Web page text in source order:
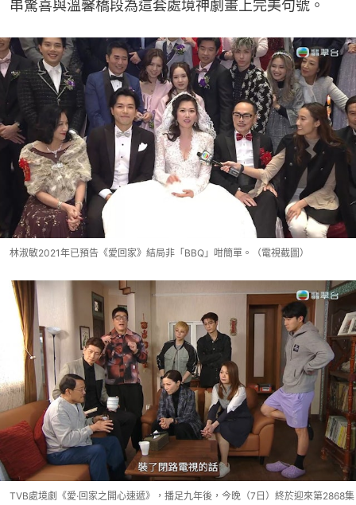
串驚喜與溫馨橋段為這套處境神劇畫上完美句號。
林淑敏2021年已預告《愛回家》結局非「BBQ」咁簡單。（電視截圖）
TVB處境劇《愛·回家之開心速遞》，播足九年後，今晚（7日）終於迎來第2868集